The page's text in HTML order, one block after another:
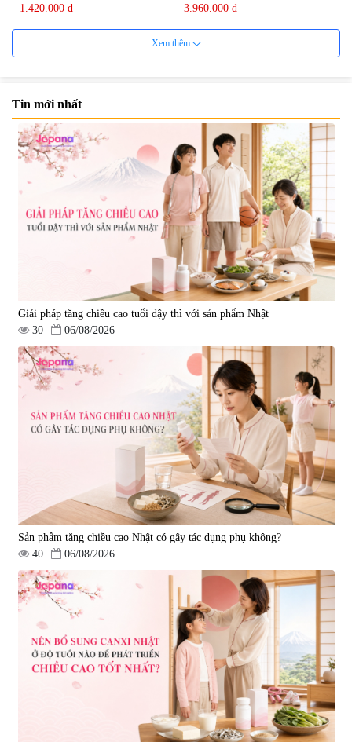
1.420.000 đ 3.960.000 đ
Viên uống đông trùng hạ thảo hỗ
trợ tăng cường sinh lực
Tohchukasou Premium Yo
Group 180 viên - Date 08/2027
33.654
2.500.000 đ
Mặt Nạ Nichiei Bussan Nano
NMN+ 3D Face Mask Luxury (8
miếng)
| 0
1.890.000 đ
Viên uống bổ não Ribeto Shoji
Ichoha Ekisu Plus - 90 viên
| 57.920
1.450.000 đ
Viên uống hỗ trợ tăng cường
sinh lý nam Fujina Monster Shot
150 viên
| 12.480
880.000 đ
Viên uống chống lão hóa, tăng
sức khỏe Yangmiwa NMN 60
viên
5.500.000 đ
Viên uống phòng ngừa đột quỵ,
tai biến Nattokinase Nano
Premium 120 viên
|149.877
2.290.000 đ
Xem thêm
Tin mới nhất
Giải pháp tăng chiều cao tuổi dậy thì với sản phẩm Nhật
30
06/08/2026
Sản phẩm tăng chiều cao Nhật có gây tác dụng phụ không?
40
06/08/2026